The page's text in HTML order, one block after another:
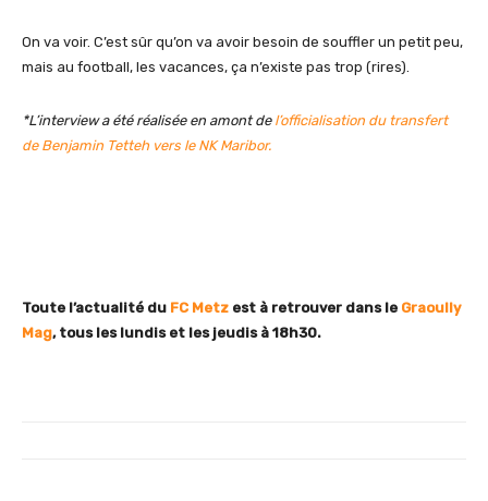
On va voir. C’est sûr qu’on va avoir besoin de souffler un petit peu,
mais au football, les vacances, ça n’existe pas trop (rires).
*L’interview a été réalisée en amont de l’officialisation du transfert
de Benjamin Tetteh vers le NK Maribor.
Toute l’actualité du FC Metz est à retrouver dans le Graoully
Mag, tous les lundis et les jeudis à 18h30.